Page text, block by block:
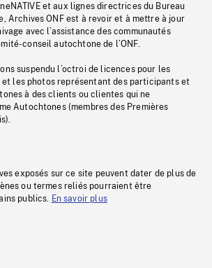
et aux lignes directrices du Bureau
Archives ONF est à revoir et à mettre à jour
avec l’assistance des communautés
conseil autochtone de l’ONF.
suspendu l’octroi de licences pour les
les photos représentant des participants et
à des clients ou clientes qui ne
Autochtones (membres des Premières
exposés sur ce site peuvent dater de plus de
ou termes reliés pourraient être
publics. En savoir plus